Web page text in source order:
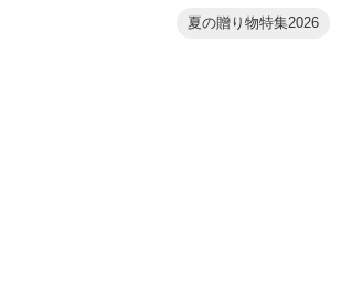
夏の贈り物特集2026